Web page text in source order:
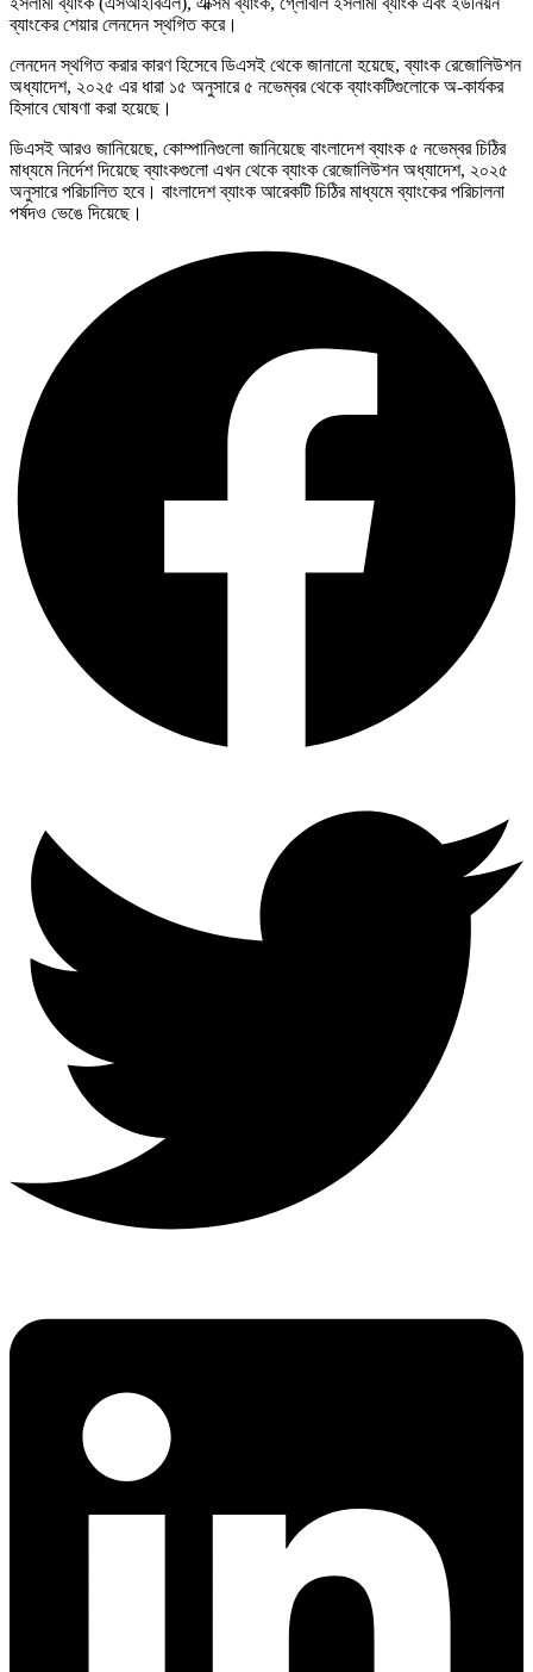
ব্যাংকের শেয়ার লেনদেন স্থগিত করে।
লেনদেন স্থগিত করার কারণ হিসেবে ডিএসই থেকে জানানো হয়েছে, ব্যাংক রেজোলিউশন
অধ্যাদেশ, ২০২৫ এর ধারা ১৫ অনুসারে ৫ নভেম্বর থেকে ব্যাংকটিগুলোকে অ-কার্যকর
হিসাবে ঘোষণা করা হয়েছে।
ডিএসই আরও জানিয়েছে, কোম্পানিগুলো জানিয়েছে বাংলাদেশ ব্যাংক ৫ নভেম্বর চিঠির
মাধ্যমে নির্দেশ দিয়েছে ব্যাংকগুলো এখন থেকে ব্যাংক রেজোলিউশন অধ্যাদেশ, ২০২৫
অনুসারে পরিচালিত হবে। বাংলাদেশ ব্যাংক আরেকটি চিঠির মাধ্যমে ব্যাংকের পরিচালনা
পর্ষদও ভেঙে দিয়েছে।